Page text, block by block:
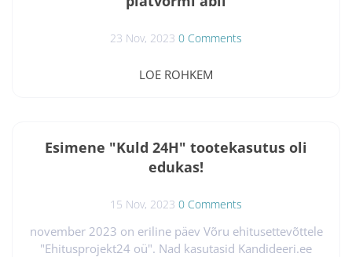
23 Nov, 2023 0 Comments
Work In 24 Hours" ehk "Employee In 24 Hours" on
ja tööotsijate vajaduste rahuldamiseks, pakub kiiret ja
efektiivset lahendust värbamisprotsessidele,
tunni jooksul. Selle teenuse põhielemendiks on...
LOE ROHKEM
Esimene "Kuld 24H" tootekasutus oli
edukas!
15 Nov, 2023 0 Comments
november 2023 on eriline päev Võru ehitusettevõttele
"Ehitusprojekt24 oü". Nad kasutasid Kandideeri.ee